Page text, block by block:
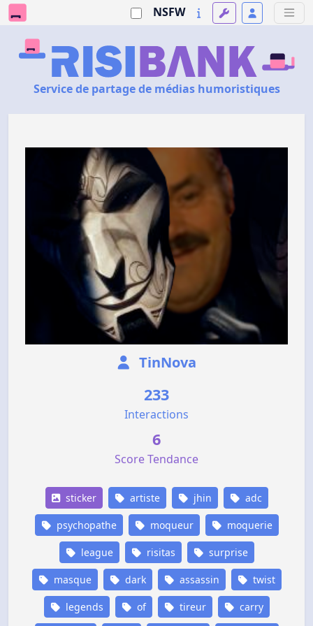
NSFW
Service de partage de médias humoristiques
TinNova
233
Interactions
6
Score Tendance
sticker artiste jhin adc
psychopathe moqueur moquerie
league risitas surprise
masque dark assassin twist
legends of tireur carry